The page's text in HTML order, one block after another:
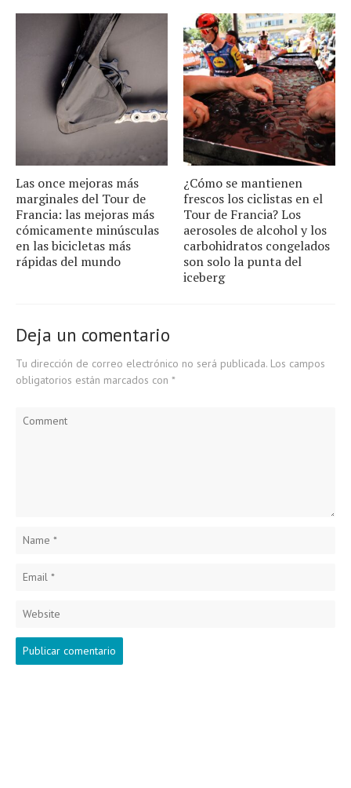
Las once mejoras más
marginales del Tour de
Francia: las mejoras más
cómicamente minúsculas
en las bicicletas más
rápidas del mundo
¿Cómo se mantienen
frescos los ciclistas en el
Tour de Francia? Los
aerosoles de alcohol y los
carbohidratos congelados
son solo la punta del
iceberg
Deja un comentario
Tu dirección de correo electrónico no será publicada. Los campos
obligatorios están marcados con *